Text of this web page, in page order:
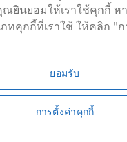
รุ่น
S90
S60
ยินยอมให้เราใช้คุกกี้ ห
ภทคุกกี้ที่เราใช้ ให้คลิก "
ยอมรับ
การตั้งค่าคุกกี้